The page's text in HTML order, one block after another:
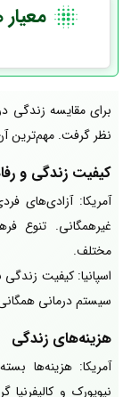
برای مقایسه زندگی
نظر گرفت. مهم‌ترین
کیفیت زندگی و
آمریکا: آزادی‌های
غیرهمگانی. تنوع
مختلف.
اسپانیا: کیفیت زندگی
سیستم درمانی
هزینه‌های زندگی
آمریکا: هزینه‌ها
نیویورک و کالیفرنیا